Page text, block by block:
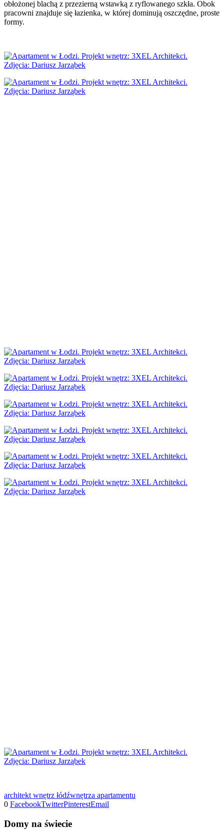
obłożonej blachą z przezierną wstawką z ryflowanego szkła. Obok
pracowni znajduje się łazienka, w której dominują oszczędne, proste
formy.
architekt wnętrz łódźwnętrza apartamentu
0 FacebookTwitterPinterestEmail
Domy na świecie